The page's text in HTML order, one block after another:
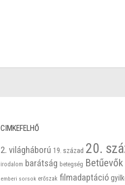
CIMKEFELHŐ
2. világháború 19. század 20.
irodalom barátság betegség
emberi sorsok erőszak filmadaptáció